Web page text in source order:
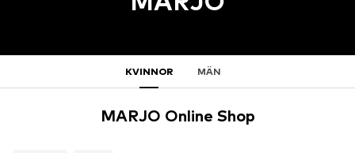
KVINNOR MÄN
MARJO Online Shop